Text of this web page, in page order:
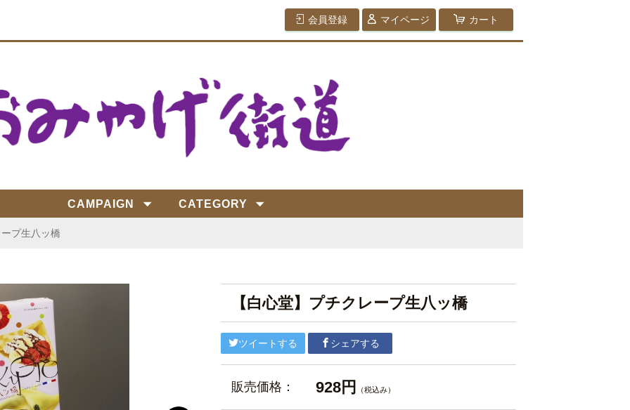
会員登録 マイページ カート
CAMPAIGN CATEGORY
プ生八ッ橋
【白心堂】プチクレープ生八ッ橋
ツイートする シェアする
販売価格： 928円 （税込み）